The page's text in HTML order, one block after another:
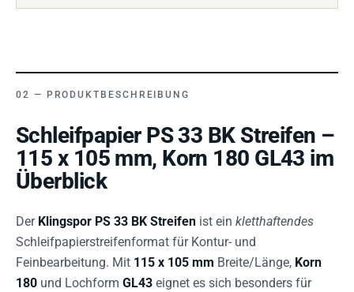
PRODUKTBESCHREIBUNG
Schleifpapier PS 33 BK Streifen –
115 x 105 mm, Korn 180 GL43 im
Überblick
Der Klingspor PS 33 BK Streifen ist ein kletthaftendes
Schleifpapierstreifenformat für Kontur- und
Feinbearbeitung. Mit 115 x 105 mm Breite/Länge, Korn
180 und Lochform GL43 eignet es sich besonders für